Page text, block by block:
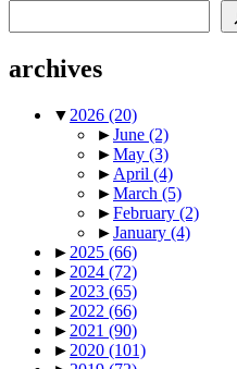
archives
▼ 2026 (20)
►June (2)
►May (3)
► April (4)
►March (5)
►February (2)
►January (4)
► 2025 (66)
► 2024 (72)
► 2023 (65)
► 2022 (66)
► 2021 (90)
► 2020 (101)